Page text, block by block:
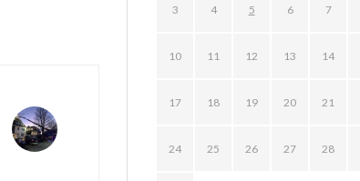
3 4 5 6 7
10 11 12 13 14
17 18 19 20 21
24 25 26 27 28